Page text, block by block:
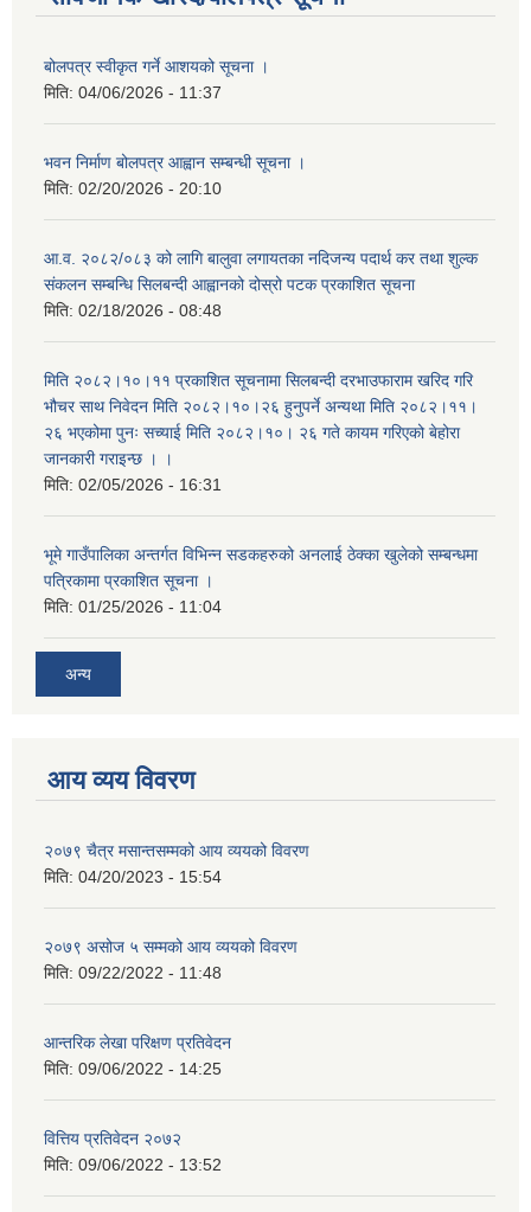
बोलपत्र स्वीकृत गर्ने आशयको सूचना ।
मिति: 04/06/2026 - 11:37
भवन निर्माण बोलपत्र आह्वान सम्बन्धी सूचना ।
मिति: 02/20/2026 - 20:10
आ.व. २०८२/०८३ को लागि बालुवा लगायतका नदिजन्य पदार्थ कर तथा शुल्क
संकलन सम्बन्धि सिलबन्दी आह्वानको दोस्रो पटक प्रकाशित सूचना
मिति: 02/18/2026 - 08:48
मिति २०८२।१०।११ प्रकाशित सूचनामा सिलबन्दी दरभाउफाराम खरिद गरि
भौचर साथ निवेदन मिति २०८२।१०।२६ हुनुपर्ने अन्यथा मिति २०८२।११।
२६ भएकोमा पुनः सच्याई मिति २०८२।१०। २६ गते कायम गरिएको बेहोरा
जानकारी गराइन्छ । ।
मिति: 02/05/2026 - 16:31
भूमे गाउँपालिका अन्तर्गत विभिन्न सडकहरुको अनलाई ठेक्का खुलेको सम्बन्धमा
पत्रिकामा प्रकाशित सूचना ।
मिति: 01/25/2026 - 11:04
अन्य
आय व्यय विवरण
२०७९ चैत्र मसान्तसम्मको आय व्ययको विवरण
मिति: 04/20/2023 - 15:54
२०७९ असोज ५ सम्मको आय व्ययको विवरण
मिति: 09/22/2022 - 11:48
आन्तरिक लेखा परिक्षण प्रतिवेदन
मिति: 09/06/2022 - 14:25
वित्तिय प्रतिवेदन २०७२
मिति: 09/06/2022 - 13:52